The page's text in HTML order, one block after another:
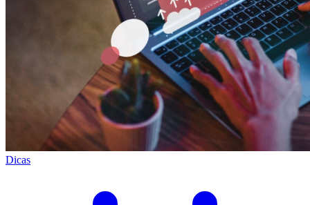
Dicas